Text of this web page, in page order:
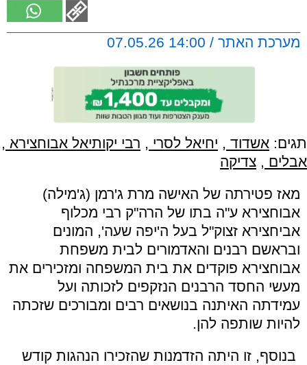
מערכת האתר / 14:00 07.05.26
תגים: אשדוד , יחיאל לסרי , רבי יקותיאל אבוחצירא ,
אבלים , צדיקה
מאז פטירתה של האישה מרת ג'רמן (ג'מילה)
אבוחצירא ע"ה בתו של הרה"ק רבי מכלוף
אביחצירא זצוק"ל בעל ה'יפה שעה', המונים
ובראשם רבנים והאדמורים לבית משפחת
אבוחצירא פוקדים את בית המשפחה ומזכירים את
מעשי החסד הרבנים הנזקפים לזכותה ועל
עמידתה האיתנה בנושאים רבים ומבורכים שזכתה
להיות שותפה להן.
בנוסף, זו היתה הזדמנות שהזכירו הנהגות קודש